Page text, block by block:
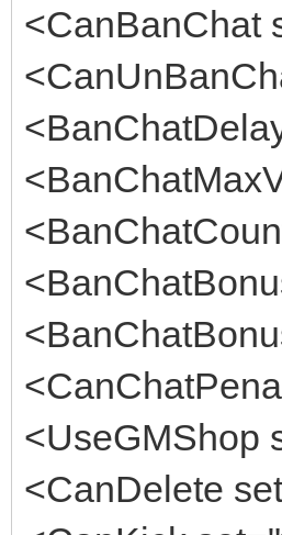
<CanBanChat
<UseGMShop
<CanDelete